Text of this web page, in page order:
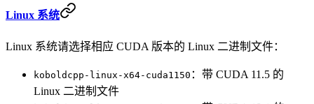
Linux 系统
Linux 系统请选择相应 CUDA 版本的 Linux 二进制文件：
koboldcpp-linux-x64-cuda1150 ：带 CUDA 11.5 的
Linux 二进制文件